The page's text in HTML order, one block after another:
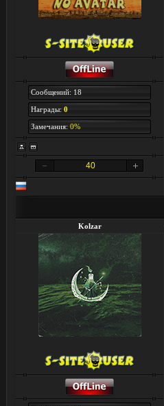
Сообщений: 18
Награды: 0
Замечания: 0%
40
Kolzar